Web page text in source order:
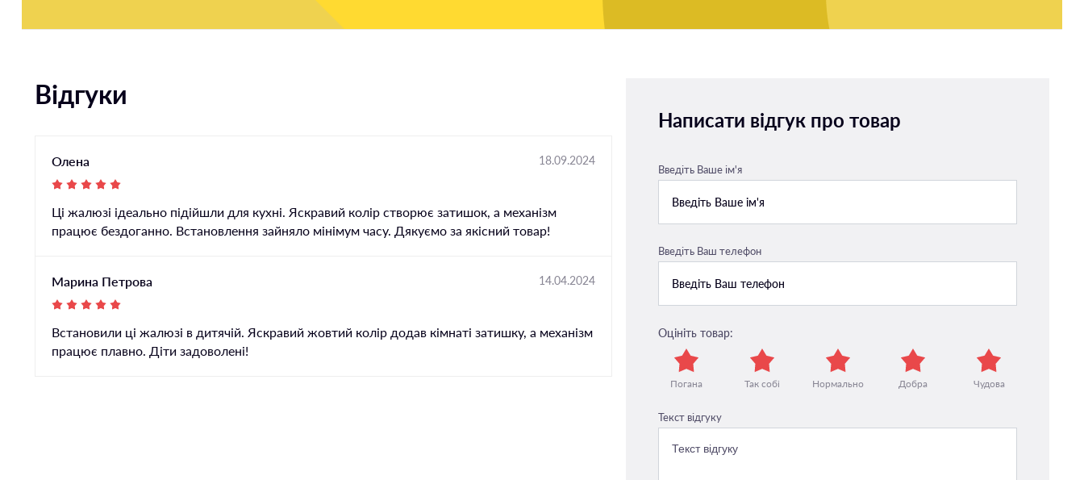
Відгуки
Олена 18.09.2024
Ці жалюзі ідеально підійшли для кухні. Яскравий колір створює затишок, а механізм
працює бездоганно. Встановлення зайняло мінімум часу. Дякуємо за якісний товар!
Марина Петрова 14.04.2024
Встановили ці жалюзі в дитячій. Яскравий жовтий колір додав кімнаті затишку, а механізм
працює плавно. Діти задоволені!
Написати відгук про товар
Введіть Ваше ім'я
Введіть Ваш телефон
Оцініть товар:
Погана Так собі Нормально Добра Чудова
Текст відгуку